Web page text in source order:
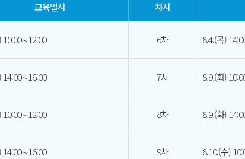
교육일시 차시
10:00∼12:00 6차 8.4.(목)
14:00∼16:00 7차 8.9.(화)
10:00∼12:00 8차 8.9.(화)
14:00∼16:00 9차 8.10.(수)